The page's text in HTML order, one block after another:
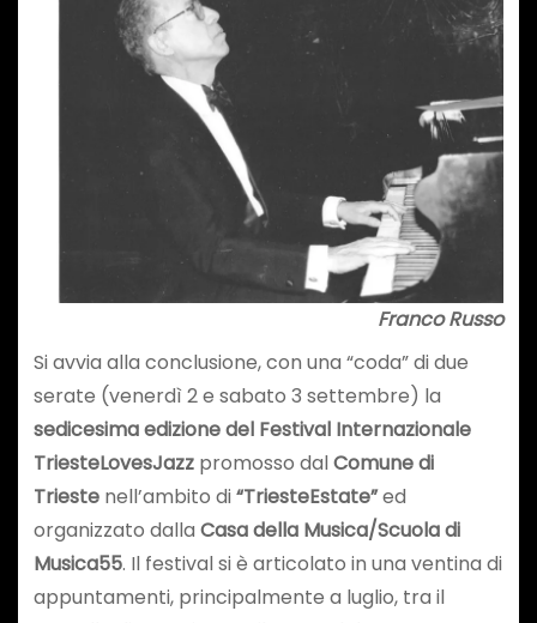
Franco Russo
Si avvia alla conclusione, con una “coda” di due
serate (venerdì 2 e sabato 3 settembre) la
sedicesima edizione del Festival Internazionale
TriesteLovesJazzpromosso dalComune di
Triestenell’ambito di“TriesteEstate”ed
organizzato dalla Casa della Musica/Scuola di
Musica55. Il festival si è articolato in una ventina di
appuntamenti, principalmente a luglio, tra il